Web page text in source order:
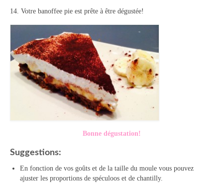
14. Votre banoffee pie est prête à être dégustée!
Bonne dégustation!
Suggestions:
En fonction de vos goûts et de la taille du moule vous pouvez
ajuster les proportions de spéculoos et de chantilly.